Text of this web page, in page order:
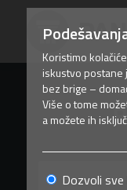
Koristimo
iskustvo postane
bez brige –
Više o tome
a možete ih
Dozvoli sve